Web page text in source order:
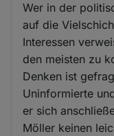
Wer in der
auf die
Interessen
den meisten zu
Denken ist
Uninformierte
er sich
Möller keinen